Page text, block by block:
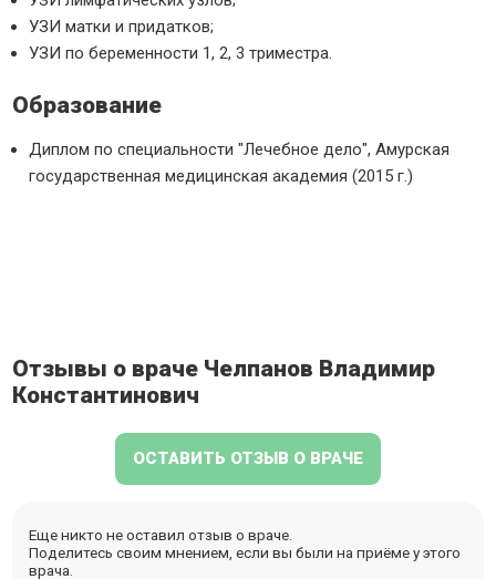
УЗИ матки и придатков;
УЗИ по беременности 1, 2, 3 триместра.
Образование
Диплом по специальности "Лечебное дело", Амурская
государственная медицинская академия (2015 г.)
Отзывы о враче Челпанов Владимир
Константинович
ОСТАВИТЬ ОТЗЫВ О ВРАЧЕ
Еще никто не оставил отзыв о враче.
Поделитесь своим мнением, если вы были на приёме у этого
врача.